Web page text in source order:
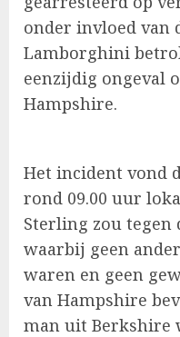
onder invloed van
Lamborghini
eenzijdig ongeval
Hampshire.
Het incident vond
rond 09.00 uur
Sterling zou tegen
waarbij geen
waren en geen
van Hampshire
man uit Berkshire